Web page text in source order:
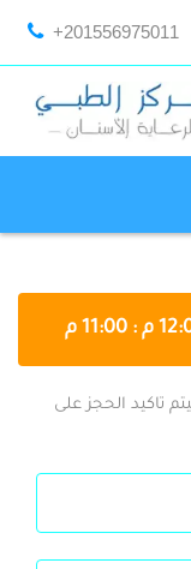
+201556975011
: 11:00 م
تاكيد الحجز على